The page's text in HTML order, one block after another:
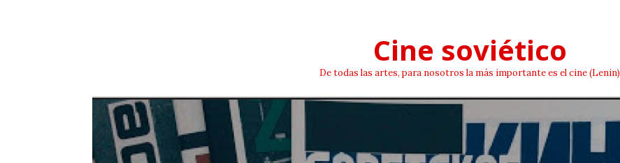
Cine soviético
De todas las artes, para nosotros la más importante es el cine (Lenin)